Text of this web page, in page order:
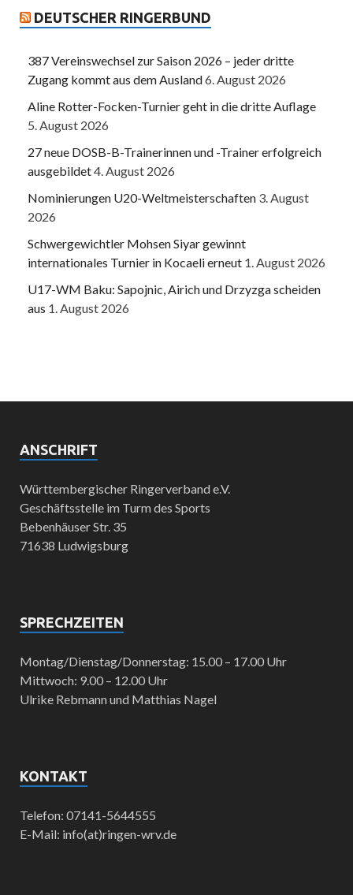
DEUTSCHER RINGERBUND
387 Vereinswechsel zur Saison 2026 – jeder dritte
Zugang kommt aus dem Ausland6. August 2026
Aline Rotter-Focken-Turnier geht in die dritte Auflage
5. August 2026
27 neue DOSB-B-Trainerinnen und -Trainer erfolgreich
ausgebildet4. August 2026
Nominierungen U20-Weltmeisterschaften 3. August
2026
Schwergewichtler Mohsen Siyar gewinnt
internationales Turnier in Kocaeli erneut 1. August 2026
U17-WM Baku: Sapojnic, Airich und Drzyzga scheiden
aus 1. August 2026
ANSCHRIFT
Württembergischer Ringerverband e.V.
Geschäftsstelle im Turm des Sports
Bebenhäuser Str. 35
71638 Ludwigsburg
SPRECHZEITEN
Montag/Dienstag/Donnerstag: 15.00 – 17.00 Uhr
Mittwoch: 9.00 – 12.00 Uhr
Ulrike Rebmann und Matthias Nagel
KONTAKT
Telefon: 07141-5644555
E-Mail: info(at)ringen-wrv.de